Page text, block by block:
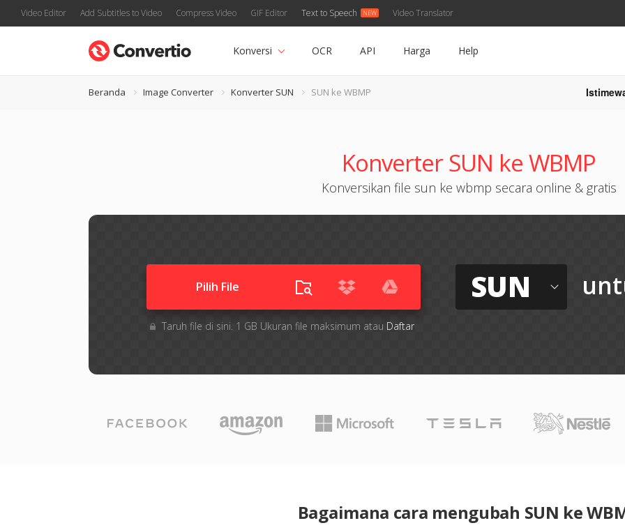
Video Editor Add Subtitles to Video Compress Video GIF Editor Text to Speech Video Translator
Konversi OCR API Harga Help
Beranda Image Converter Konverter SUN SUN ke WBMP
Konverter SUN ke WBMP
Konversikan file sun ke wbmp secara online & gratis
Pilih File
Taruh file di sini. 1 GB Ukuran file maksimum atau Daftar
SUN
Bagaimana cara mengubah SUN ke